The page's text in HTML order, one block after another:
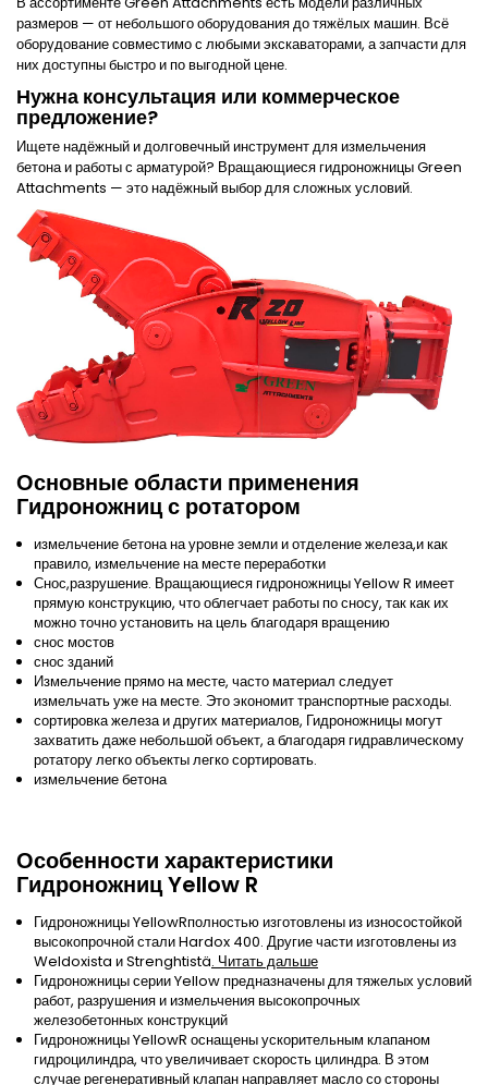
размеров — от небольшого оборудования до тяжёлых машин. Всё
оборудование совместимо с любыми экскаваторами, а запчасти для
них доступны быстро и по выгодной цене.
Нужна консультация или коммерческое
предложение?
Ищете надёжный и долговечный инструмент для измельчения
бетона и работы с арматурой? Вращающиеся гидроножницыGreen
Attachments — это надёжный выбор для сложных условий.
Основные области применения
Гидроножниц с ротатором
измельчение бетона на уровне земли и отделение железа,и как
правило, измельчение на месте переработки
Снос,разрушение. Вращающиеся гидроножницы Yellow R имеет
прямую конструкцию, что облегчает работы по сносу, так как их
можно точно установить на цель благодаря вращению
снос мостов
снос зданий
Измельчение прямо на месте, часто материал следует
измельчать уже на месте. Это экономит транспортные расходы.
сортировка железа и других материалов, Гидроножницы могут
захватить даже небольшой объект, а благодаря гидравлическому
ротатору легко объекты легко сортировать.
измельчение бетона
Особенности характеристики
Гидроножниц Yellow R
Гидроножницы YellowRполностью изготовлены из износостойкой
высокопрочной стали Hardox 400. Другие части изготовлены из
Weldoxista и Strenghtistä. Читать дальше
Гидроножницы серии Yellow предназначены для тяжелых условий
работ, разрушения и измельчения высокопрочных
железобетонных конструкций
Гидроножницы YellowR оснащены ускорительным клапаном
гидроцилиндра, что увеличивает скорость цилиндра. В этом
случае регенеративный клапан направляет масло со стороны